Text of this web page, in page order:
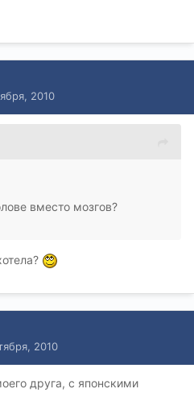
2010
вместо мозгов?
2010
друга, с японскими